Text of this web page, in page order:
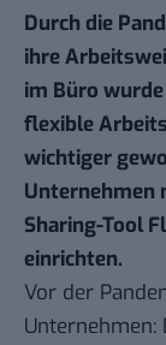
Durch die
ihre
im Büro
flexible
wichtiger
Unternehmen
Sharing-Tool
einrichten.
Vor der